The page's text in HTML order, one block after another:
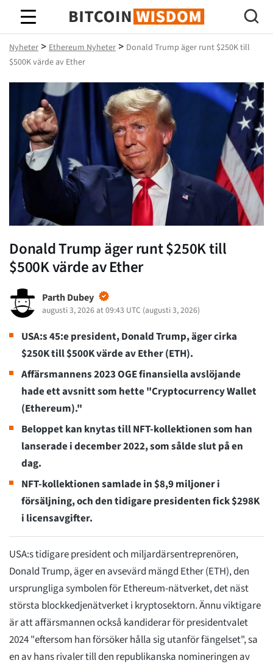
Bitcoin Wisdom
Nyheter > Ethereum Nyheter > Donald Trump äger runt $250K till
$500K värde av Ether
Donald Trump äger runt $250K till
$500K värde av Ether
Parth Dubey
augusti 3, 2026 at 09:43 UTC (augusti 3, 2026)
USA:s 45:e president, Donald Trump, äger cirka
$250K till $500K värde av Ether (ETH).
Affärsmannens 2023 OGE finansiella avslöjande
hade ett avsnitt som hette "Cryptocurrency Wallet
(Ethereum)."
Beloppet kan knytas till NFT-kollektionen som han
lanserade i december 2022, som sålde slut på en
dag.
NFT-kollektionen samlade in $8,9 miljoner i
försäljning, och den tidigare presidenten fick $298K
i licensavgifter.
USA:s tidigare president och miljardärsentreprenören,
Donald Trump, äger en avsevärd mängd Ether (ETH), den
ursprungliga symbolen för Ethereum-nätverket, det näst
största blockkedjenätverket i kryptosektorn. Ännu viktigare
är att affärsmannen också kandiderar för presidentvalet
2024 "eftersom han försöker hålla sig utanför fängelset", sa
en av hans rivaler till den republikanska nomineringen av